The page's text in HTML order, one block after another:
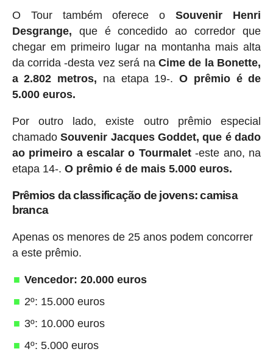
O Tour também oferece oSouvenir Henri
Desgrange, que é concedido ao corredor que
chegar em primeiro lugar na montanha mais alta
da corrida -desta vez será naCime de la Bonette,
a 2.802 metros, na etapa 19-.O prêmio é de
5.000 euros.
Por outro lado, existe outro prêmio especial
chamadoSouvenir Jacques Goddet, que é dado
ao primeiro a escalar o Tourmalet-este ano, na
etapa 14-. O prêmio é de mais 5.000 euros.
Prêmios da classificação de jovens: camisa
branca
Apenas os menores de 25 anos podem concorrer
a este prêmio.
Vencedor: 20.000 euros
2º: 15.000 euros
3º: 10.000 euros
4º: 5.000 euros